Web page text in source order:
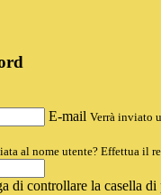
E-mail Verrà inviato
al nome utente? Effettua il
di controllare la casella di